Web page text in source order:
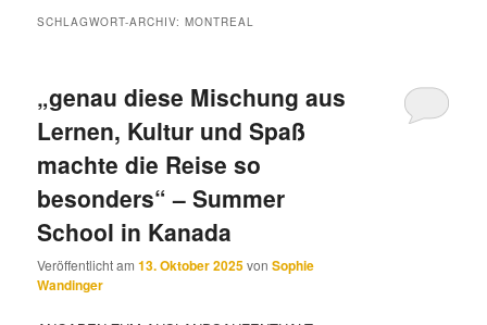
SCHLAGWORT-ARCHIV:MONTREAL
„genau diese Mischung aus
Lernen, Kultur und Spaß
machte die Reise so
besonders“ – Summer
School in Kanada
Veröffentlicht am13. Oktober 2025vonSophie
Wandinger